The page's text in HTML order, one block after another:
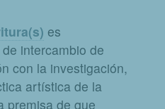
es
intercambio de
con la investigación,
artística de la
premisa de que